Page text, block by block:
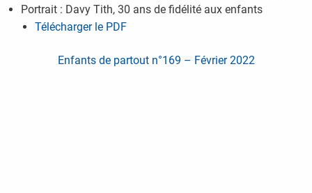
Portrait : Davy Tith, 30 ans de fidélité aux enfants
Télécharger le PDF
Enfants de partout n°169 – Février 2022